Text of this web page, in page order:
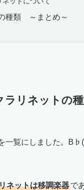
種類 ～まとめ～
ラリネットの
一覧にしました。
ネットは移調楽器で